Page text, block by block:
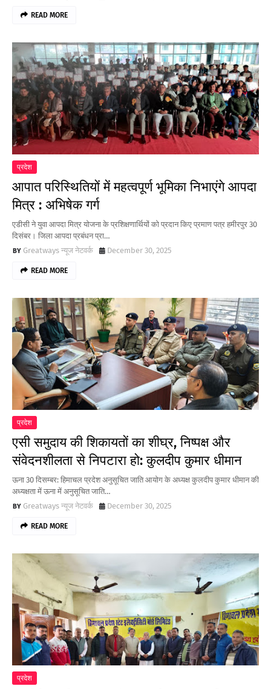
READ MORE
प्रदेश
आपात परिस्थितियों में महत्वपूर्ण भूमिका निभाएंगे आपदा
मित्र : अभिषेक गर्ग
एडीसी ने युवा आपदा मित्र योजना के प्रशिक्षणार्थियों को प्रदान किए प्रमाण पत्र हमीरपुर 30
दिसंबर। जिला आपदा प्रबंधन प्रा…
Greatways न्यूज नेटवर्क
December 30, 2025
READ MORE
प्रदेश
एसी समुदाय की शिकायतों का शीघ्र, निष्पक्ष और
संवेदनशीलता से निपटारा हो: कुलदीप कुमार धीमान
ऊना 30 दिसम्बर: हिमाचल प्रदेश अनुसूचित जाति आयोग के अध्यक्ष कुलदीप कुमार धीमान की
अध्यक्षता में ऊना में अनुसूचित जाति…
Greatways न्यूज नेटवर्क
December 30, 2025
READ MORE
प्रदेश